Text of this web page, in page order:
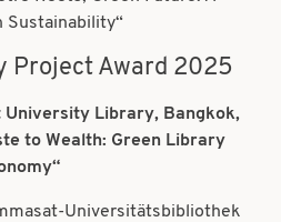
Sustainability“
Project Award 2025
University Library, Bangkok,
to Wealth: Green Library
“
Universitätsbibliothek